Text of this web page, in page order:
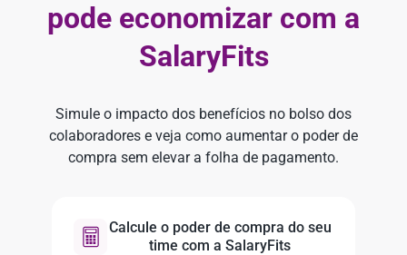
pode economizar com a
SalaryFits
Simule o impacto dos benefícios no bolso dos
colaboradores e veja como aumentar o poder de
compra sem elevar a folha de pagamento.
Calcule o poder de compra do seu
time com a SalaryFits